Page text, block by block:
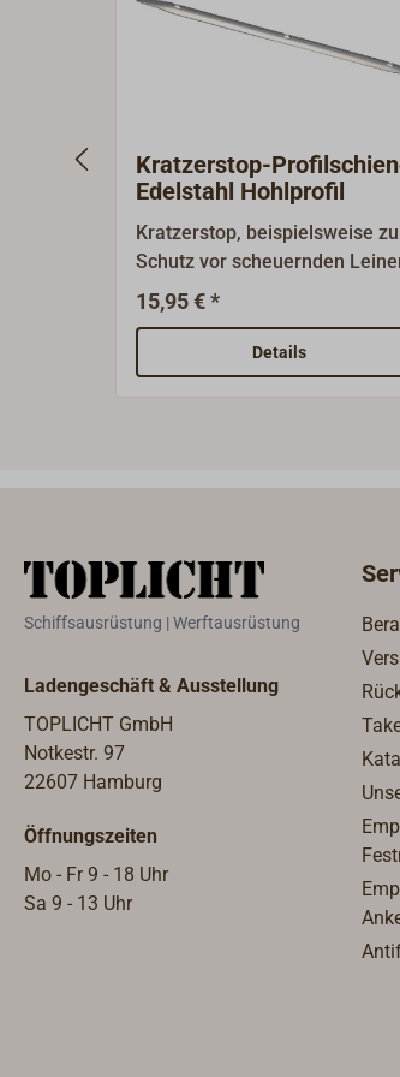
bestellen Sie dazu eine durch 5
Kratzerstop-
Edelstahl Hohlprofil
Kratzerstop, beispielsweise
Schutz vor scheuernden
Aus gestanztem A2-Edelstahl-
Blech, Oberfläche poliert.
15,95 € *
Details
Schiffsausrüstung | Werftausrüstung
Ladengeschäft & Ausstellung
TOPLICHT GmbH
Notkestr. 97
22607 Hamburg
Öffnungszeiten
Mo - Fr 9 - 18 Uhr
Sa 9 - 13 Uhr